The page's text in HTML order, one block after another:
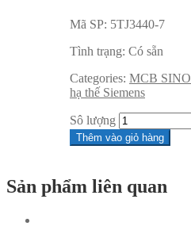
Mã SP: 5TJ3440-7
Tình trạng: Có sẵn
Categories: MCB
hạ thế Siemens
Sô lượng
Thêm vào giỏ hàng
Sản phẩm liên quan